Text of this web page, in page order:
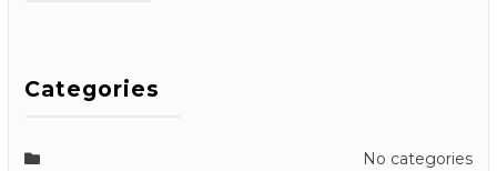
Categories
No categories